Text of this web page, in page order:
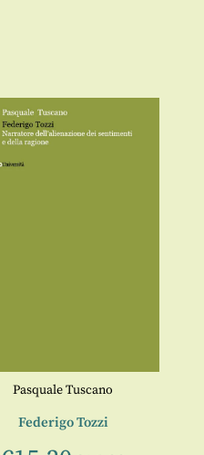
Pasquale Tuscano
Federigo Tozzi